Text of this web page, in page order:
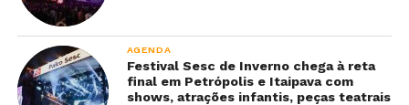
AGENDA
Festival Sesc de Inverno chega à reta
final em Petrópolis e Itaipava com
shows, atrações infantis, peças teatrais